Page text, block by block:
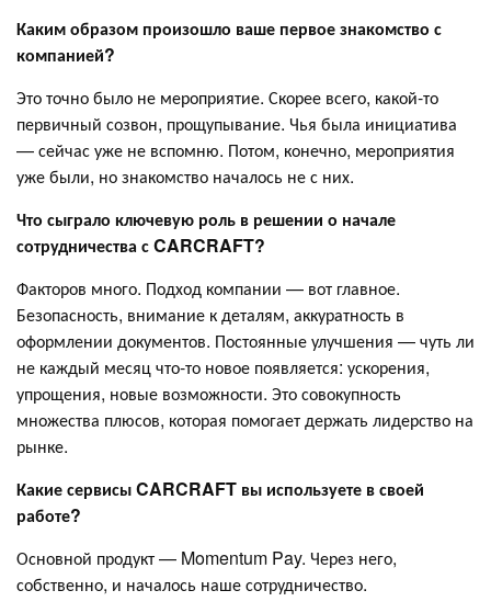
Каким образом произошло ваше первое знакомство с
компанией?
Это точно было не мероприятие. Скорее всего, какой-то
первичный созвон, прощупывание. Чья была инициатива
— сейчас уже не вспомню. Потом, конечно, мероприятия
уже были, но знакомство началось не с них.
Что сыграло ключевую роль в решении о начале
сотрудничества с CARCRAFT?
Факторов много. Подход компании — вот главное.
Безопасность, внимание к деталям, аккуратность в
оформлении документов. Постоянные улучшения — чуть ли
не каждый месяц что-то новое появляется: ускорения,
упрощения, новые возможности. Это совокупность
множества плюсов, которая помогает держать лидерство на
рынке.
Какие сервисы CARCRAFT вы используете в своей
работе?
Основной продукт — Momentum Pay. Через него,
собственно, и началось наше сотрудничество.